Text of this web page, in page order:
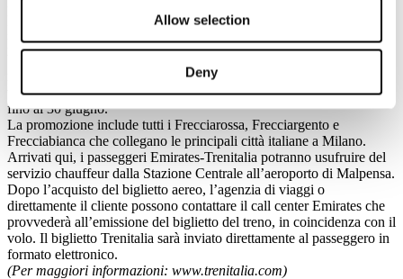
Allow selection
Deny
Emirates e Trenitalia hanno lanciato l’iniziativa che rende sempre
più forte l’integrazione treno – aereo. Ai clienti che scelgono
Emirates per volare in Business Class e First Class tra Milano e New
ritorno con le Frecce Trenitalia da e per Milano, coincidenti con il
volo scelto da Malpensa. I biglietti treno più aereo sono in vendita
fino al 30 giugno.
La promozione include tutti i Frecciarossa, Frecciargento e
Frecciabianca che collegano le principali città italiane a Milano.
Arrivati qui, i passeggeri Emirates-Trenitalia potranno usufruire del
servizio chauffeur dalla Stazione Centrale all’aeroporto di Malpensa.
Dopo l’acquisto del biglietto aereo, l’agenzia di viaggi o
direttamente il cliente possono contattare il call center Emirates che
provvederà all’emissione del biglietto del treno, in coincidenza con il
volo. Il biglietto Trenitalia sarà inviato direttamente al passeggero in
formato elettronico.
(Per maggiori informazioni: www.trenitalia.com)